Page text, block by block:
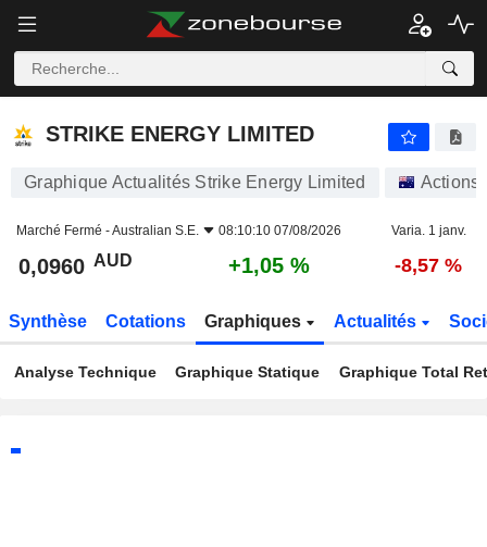
STRIKE ENERGY LIMITED
STRIKE ENERGY LIMITED
Graphique Actualités Strike Energy Limited Actions
Marché Fermé -Australian S.E. 08:10:10 07/08/2026 Varia. 1 janv.
0,0960 AUD +1,05 % -8,57 %
Synthèse Cotations Graphiques Actualités
Analyse Technique Graphique Statique Graphique Total